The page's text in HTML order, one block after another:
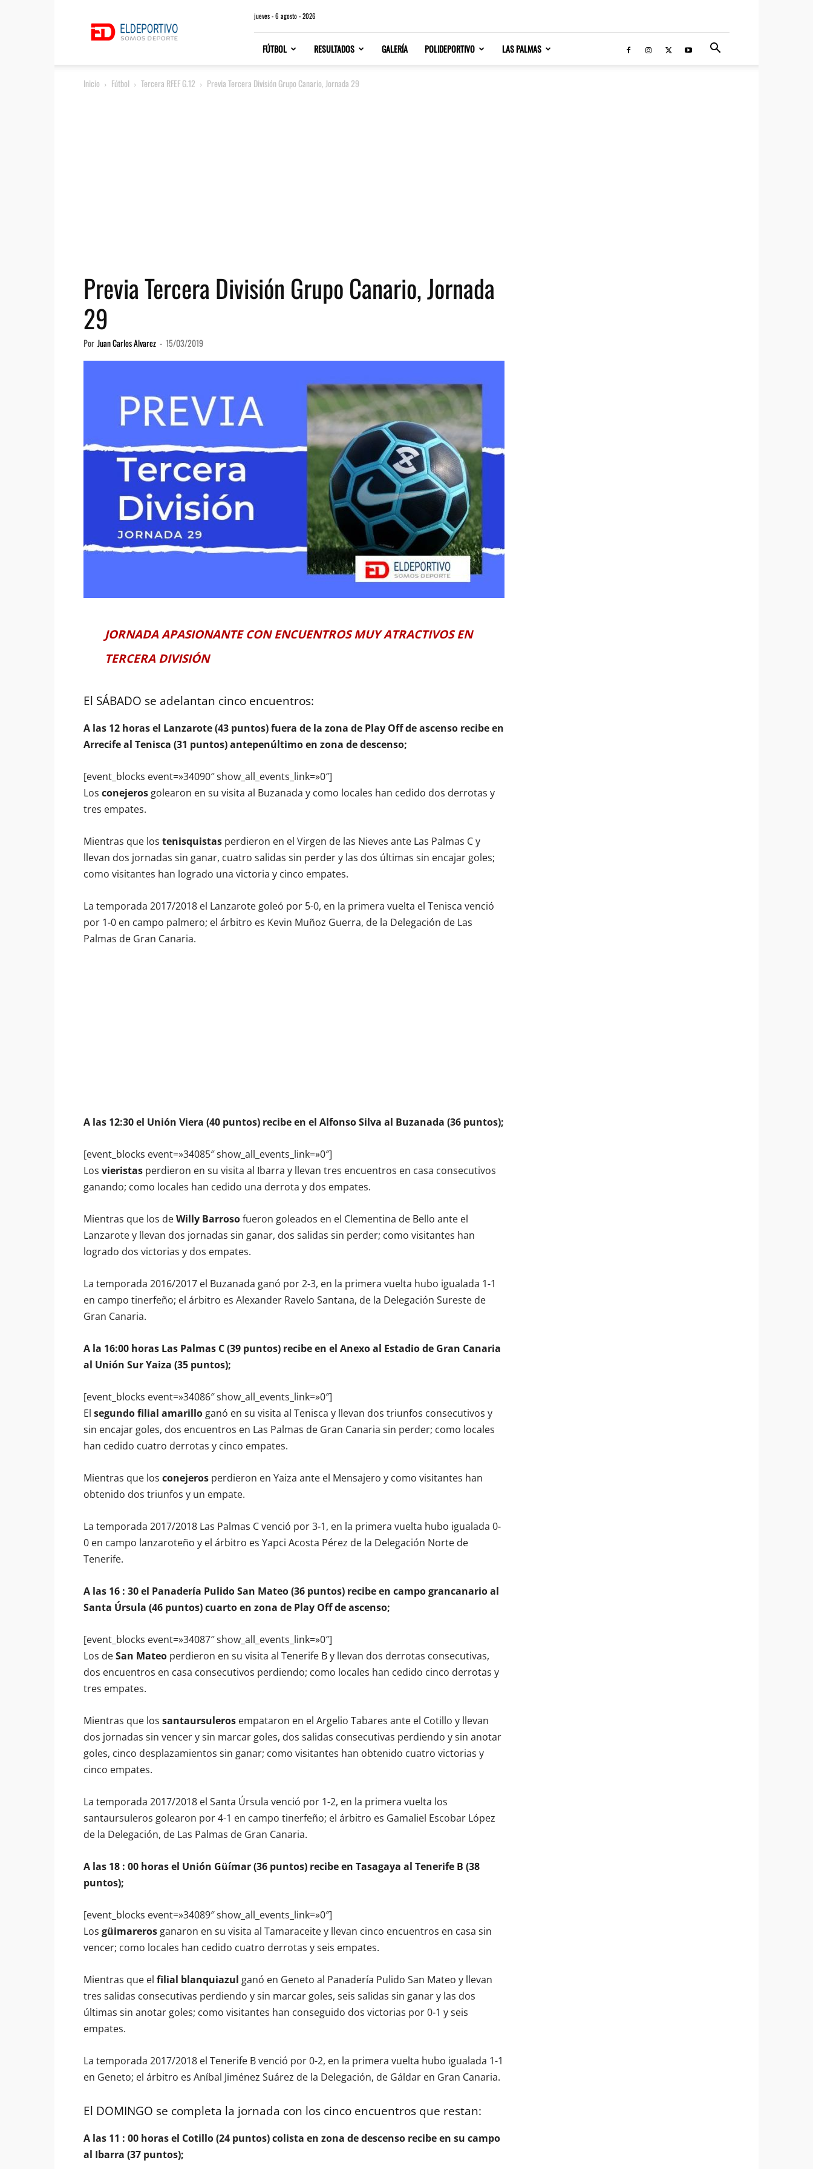
jueves - 6 agosto - 2026
FÚTBOL RESULTADOS GALERÍA POLIDEPORTIVO LAS PALMAS
Inicio Fútbol Tercera RFEF G.12 Previa Tercera División Grupo Canario, Jornada 29
Previa Tercera División Grupo Canario, Jornada
29
Por Juan Carlos Alvarez - 15/03/2019
JORNADA APASIONANTE CON ENCUENTROS MUY ATRACTIVOS EN
TERCERA DIVISIÓN
El SÁBADO se adelantan cinco encuentros:
A las 12 horas el Lanzarote (43 puntos) fuera de la zona de Play Off de ascenso recibe en
Arrecife al Tenisca (31 puntos) antepenúltimo en zona de descenso;
[event_blocks event=»34090″ show_all_events_link=»0″]
Los conejeros golearon en su visita al Buzanada y como locales han cedido dos derrotas y
tres empates.
Mientras que los tenisquistas perdieron en el Virgen de las Nieves ante Las Palmas C y
llevan dos jornadas sin ganar, cuatro salidas sin perder y las dos últimas sin encajar goles;
como visitantes han logrado una victoria y cinco empates.
La temporada 2017/2018 el Lanzarote goleó por 5-0, en la primera vuelta el Tenisca venció
por 1-0 en campo palmero; el árbitro es Kevin Muñoz Guerra, de la Delegación de Las
Palmas de Gran Canaria.
A las 12:30 el Unión Viera (40 puntos) recibe en el Alfonso Silva al Buzanada (36 puntos);
[event_blocks event=»34085″ show_all_events_link=»0″]
Los vieristas perdieron en su visita al Ibarra y llevan tres encuentros en casa consecutivos
ganando; como locales han cedido una derrota y dos empates.
Mientras que los deWilly Barrosofueron goleados en el Clementina de Bello ante el
Lanzarote y llevan dos jornadas sin ganar, dos salidas sin perder; como visitantes han
logrado dos victorias y dos empates.
La temporada 2016/2017 el Buzanada ganó por 2-3, en la primera vuelta hubo igualada 1-1
en campo tinerfeño; el árbitro es Alexander Ravelo Santana, de la Delegación Sureste de
Gran Canaria.
A la 16:00 horas Las Palmas C (39 puntos) recibe en el Anexo al Estadio de Gran Canaria
al Unión Sur Yaiza (35 puntos);
[event_blocks event=»34086″ show_all_events_link=»0″]
El segundo filial amarillo ganó en su visita al Tenisca y llevan dos triunfos consecutivos y
sin encajar goles, dos encuentros en Las Palmas de Gran Canaria sin perder; como locales
han cedido cuatro derrotas y cinco empates.
Mientras que los conejeros perdieron en Yaiza ante el Mensajero y como visitantes han
obtenido dos triunfos y un empate.
La temporada 2017/2018 Las Palmas C venció por 3-1, en la primera vuelta hubo igualada 0-
0 en campo lanzaroteño y el árbitro es Yapci Acosta Pérez de la Delegación Norte de
Tenerife.
A las 16 : 30 el Panadería Pulido San Mateo (36 puntos) recibe en campo grancanario al
Santa Úrsula (46 puntos) cuarto en zona de Play Off de ascenso;
[event_blocks event=»34087″ show_all_events_link=»0″]
Los deSan Mateo perdieron en su visita al Tenerife B y llevan dos derrotas consecutivas,
dos encuentros en casa consecutivos perdiendo; como locales han cedido cinco derrotas y
tres empates.
Mientras que los santaursuleros empataron en el Argelio Tabares ante el Cotillo y llevan
dos jornadas sin vencer y sin marcar goles, dos salidas consecutivas perdiendo y sin anotar
goles, cinco desplazamientos sin ganar; como visitantes han obtenido cuatro victorias y
cinco empates.
La temporada 2017/2018 el Santa Úrsula venció por 1-2, en la primera vuelta los
santaursuleros golearon por 4-1 en campo tinerfeño; el árbitro es Gamaliel Escobar López
de la Delegación, de Las Palmas de Gran Canaria.
A las 18 : 00 horas el Unión Güímar (36 puntos) recibe en Tasagaya al Tenerife B (38
puntos);
[event_blocks event=»34089″ show_all_events_link=»0″]
Los güimareros ganaron en su visita al Tamaraceite y llevan cinco encuentros en casa sin
vencer; como locales han cedido cuatro derrotas y seis empates.
Mientras que el filial blanquiazul ganó en Geneto al Panadería Pulido San Mateo y llevan
tres salidas consecutivas perdiendo y sin marcar goles, seis salidas sin ganar y las dos
últimas sin anotar goles; como visitantes han conseguido dos victorias por 0-1 y seis
empates.
La temporada 2017/2018 el Tenerife B venció por 0-2, en la primera vuelta hubo igualada 1-1
en Geneto; el árbitro es Aníbal Jiménez Suárez de la Delegación, de Gáldar en Gran Canaria.
El DOMINGO se completa la jornada con los cinco encuentros que restan:
A las 11 : 00 horas el Cotillo (24 puntos) colista en zona de descenso recibe en su campo
al Ibarra (37 puntos);